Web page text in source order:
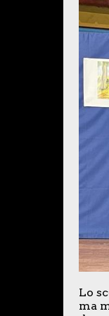
Lo
ma